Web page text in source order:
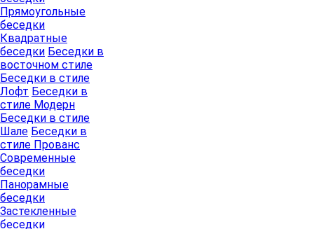
Прямоугольные
беседки
Квадратные
беседки Беседки в
восточном стиле
Беседки в стиле
Лофт Беседки в
стиле Модерн
Беседки в стиле
Шале Беседки в
стиле Прованс
Современные
беседки
Панорамные
беседки
Застекленные
беседки